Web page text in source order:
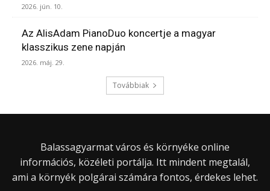
2026. jún. 10.
Az AlisAdam PianoDuo koncertje a magyar
klasszikus zene napján
2026. máj. 29.
Továbbiak
Balassagyarmat város és környéke online
információs, közéleti portálja. Itt mindent megtalál,
ami a környék polgárai számára fontos, érdekes lehet.